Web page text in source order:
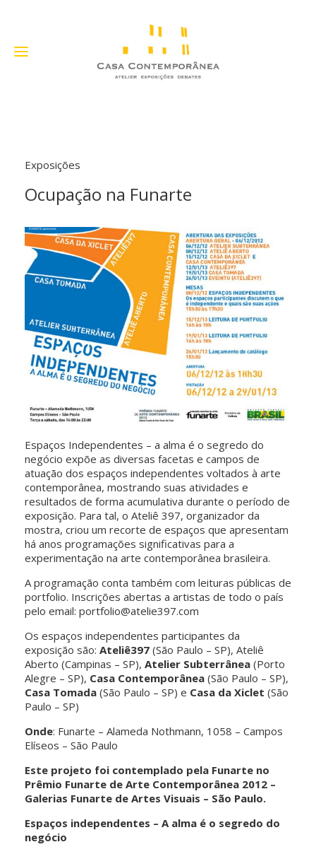
Exposições
Ocupação na Funarte
Espaços Independentes – a alma é o segredo do
negócio expõe as diversas facetas e campos de
atuação dos espaços independentes voltados à arte
contemporânea, mostrando suas atividades e
resultados de forma acumulativa durante o período de
exposição. Para tal, o Ateliê 397, organizador da
mostra, criou um recorte de espaços que apresentam
há anos programações significativas para a
experimentação na arte contemporânea brasileira.
A programação conta também com leituras públicas de
portfolio. Inscrições abertas a artistas de todo o país
pelo email: portfolio@atelie397.com
Os espaços independentes participantes da
exposição são: Ateliê397 (São Paulo – SP), Ateliê
Aberto (Campinas – SP), Atelier Subterrânea (Porto
Alegre – SP), Casa Contemporânea (São Paulo – SP),
Casa Tomada (São Paulo – SP) e Casa da Xiclet (São
Paulo – SP)
Onde: Funarte – Alameda Nothmann, 1058 – Campos
Elíseos – São Paulo
Este projeto foi contemplado pela Funarte no
Prêmio Funarte de Arte Contemporânea 2012 –
Galerias Funarte de Artes Visuais – São Paulo.
Espaços independentes – A alma é o segredo do
negócio